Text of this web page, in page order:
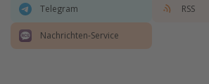
Telegram RSS
Nachrichten-Service